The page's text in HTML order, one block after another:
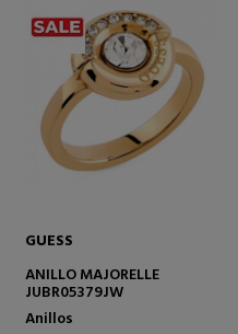
GUESS
ANILLO MAJORELLE
JUBR05379JW
Anillos